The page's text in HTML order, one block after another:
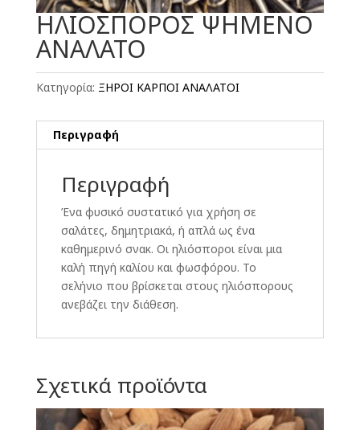
ΗΛΙΟΣΠΟΡΟΣ ΨΗΜΕΝΟ
ΑΝΑΛΑΤΟ
Κατηγορία: ΞΗΡΟΙ ΚΑΡΠΟΙ ΑΝΑΛΑΤΟΙ
Περιγραφή
Περιγραφή
Ένα φυσικό συστατικό για χρήση σε
σαλάτες, δημητριακά, ή απλά ως ένα
καθημερινό σνακ. Οι ηλιόσποροι είναι μια
καλή πηγή καλίου και φωσφόρου. Το
σελήνιο που βρίσκεται στους ηλιόσπορους
ανεβάζει την διάθεση.
Σχετικά προϊόντα